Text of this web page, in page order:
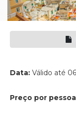
Data: Válido até
Preço por